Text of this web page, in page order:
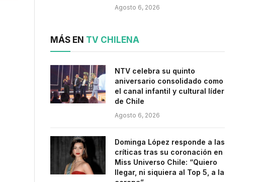
Agosto 6, 2026
MÁS EN TV CHILENA
NTV celebra su quinto
aniversario consolidado como
el canal infantil y cultural líder
de Chile
Agosto 6, 2026
Dominga López responde a las
críticas tras su coronación en
Miss Universo Chile: “Quiero
llegar, ni siquiera al Top 5, a la